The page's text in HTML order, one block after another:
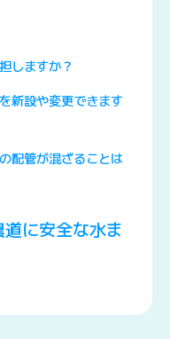
しますか？
新設や変更できます
配管が混ざることは
に安全な水ま